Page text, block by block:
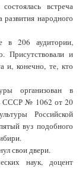
встреча
народного
в 206 аудитории,
Присутствовали и
и, конечно, те, кто
организован в
СССР № 1062 от 20
Российской
вуз подобного
свои двери.
наук, доцент